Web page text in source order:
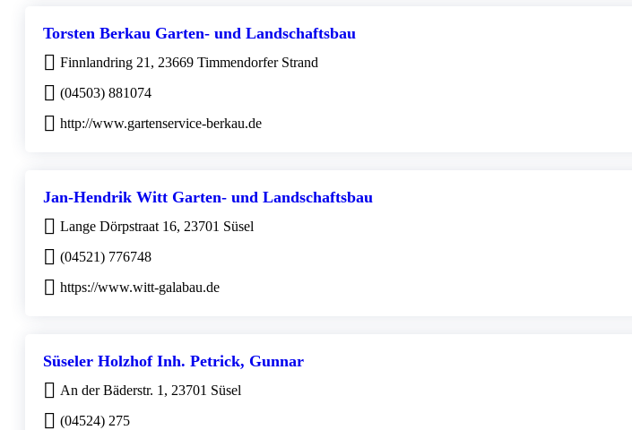
Torsten Berkau Garten- und Landschaftsbau
Finnlandring 21, 23669 Timmendorfer Strand
(04503) 881074
http://www.gartenservice-berkau.de
Jan-Hendrik Witt Garten- und Landschaftsbau
Lange Dörpstraat 16, 23701 Süsel
(04521) 776748
https://www.witt-galabau.de
Süseler Holzhof Inh. Petrick, Gunnar
An der Bäderstr. 1, 23701 Süsel
(04524) 275